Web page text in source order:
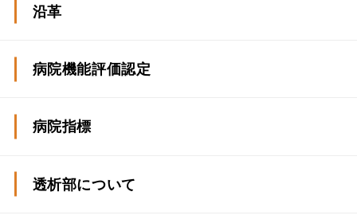
令和2年度 統計データ
平成28年度 統計データ
沿革
病院機能評価認定
病院指標
透析部について